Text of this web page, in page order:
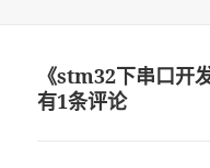
《stm32下串口开
有1条评论